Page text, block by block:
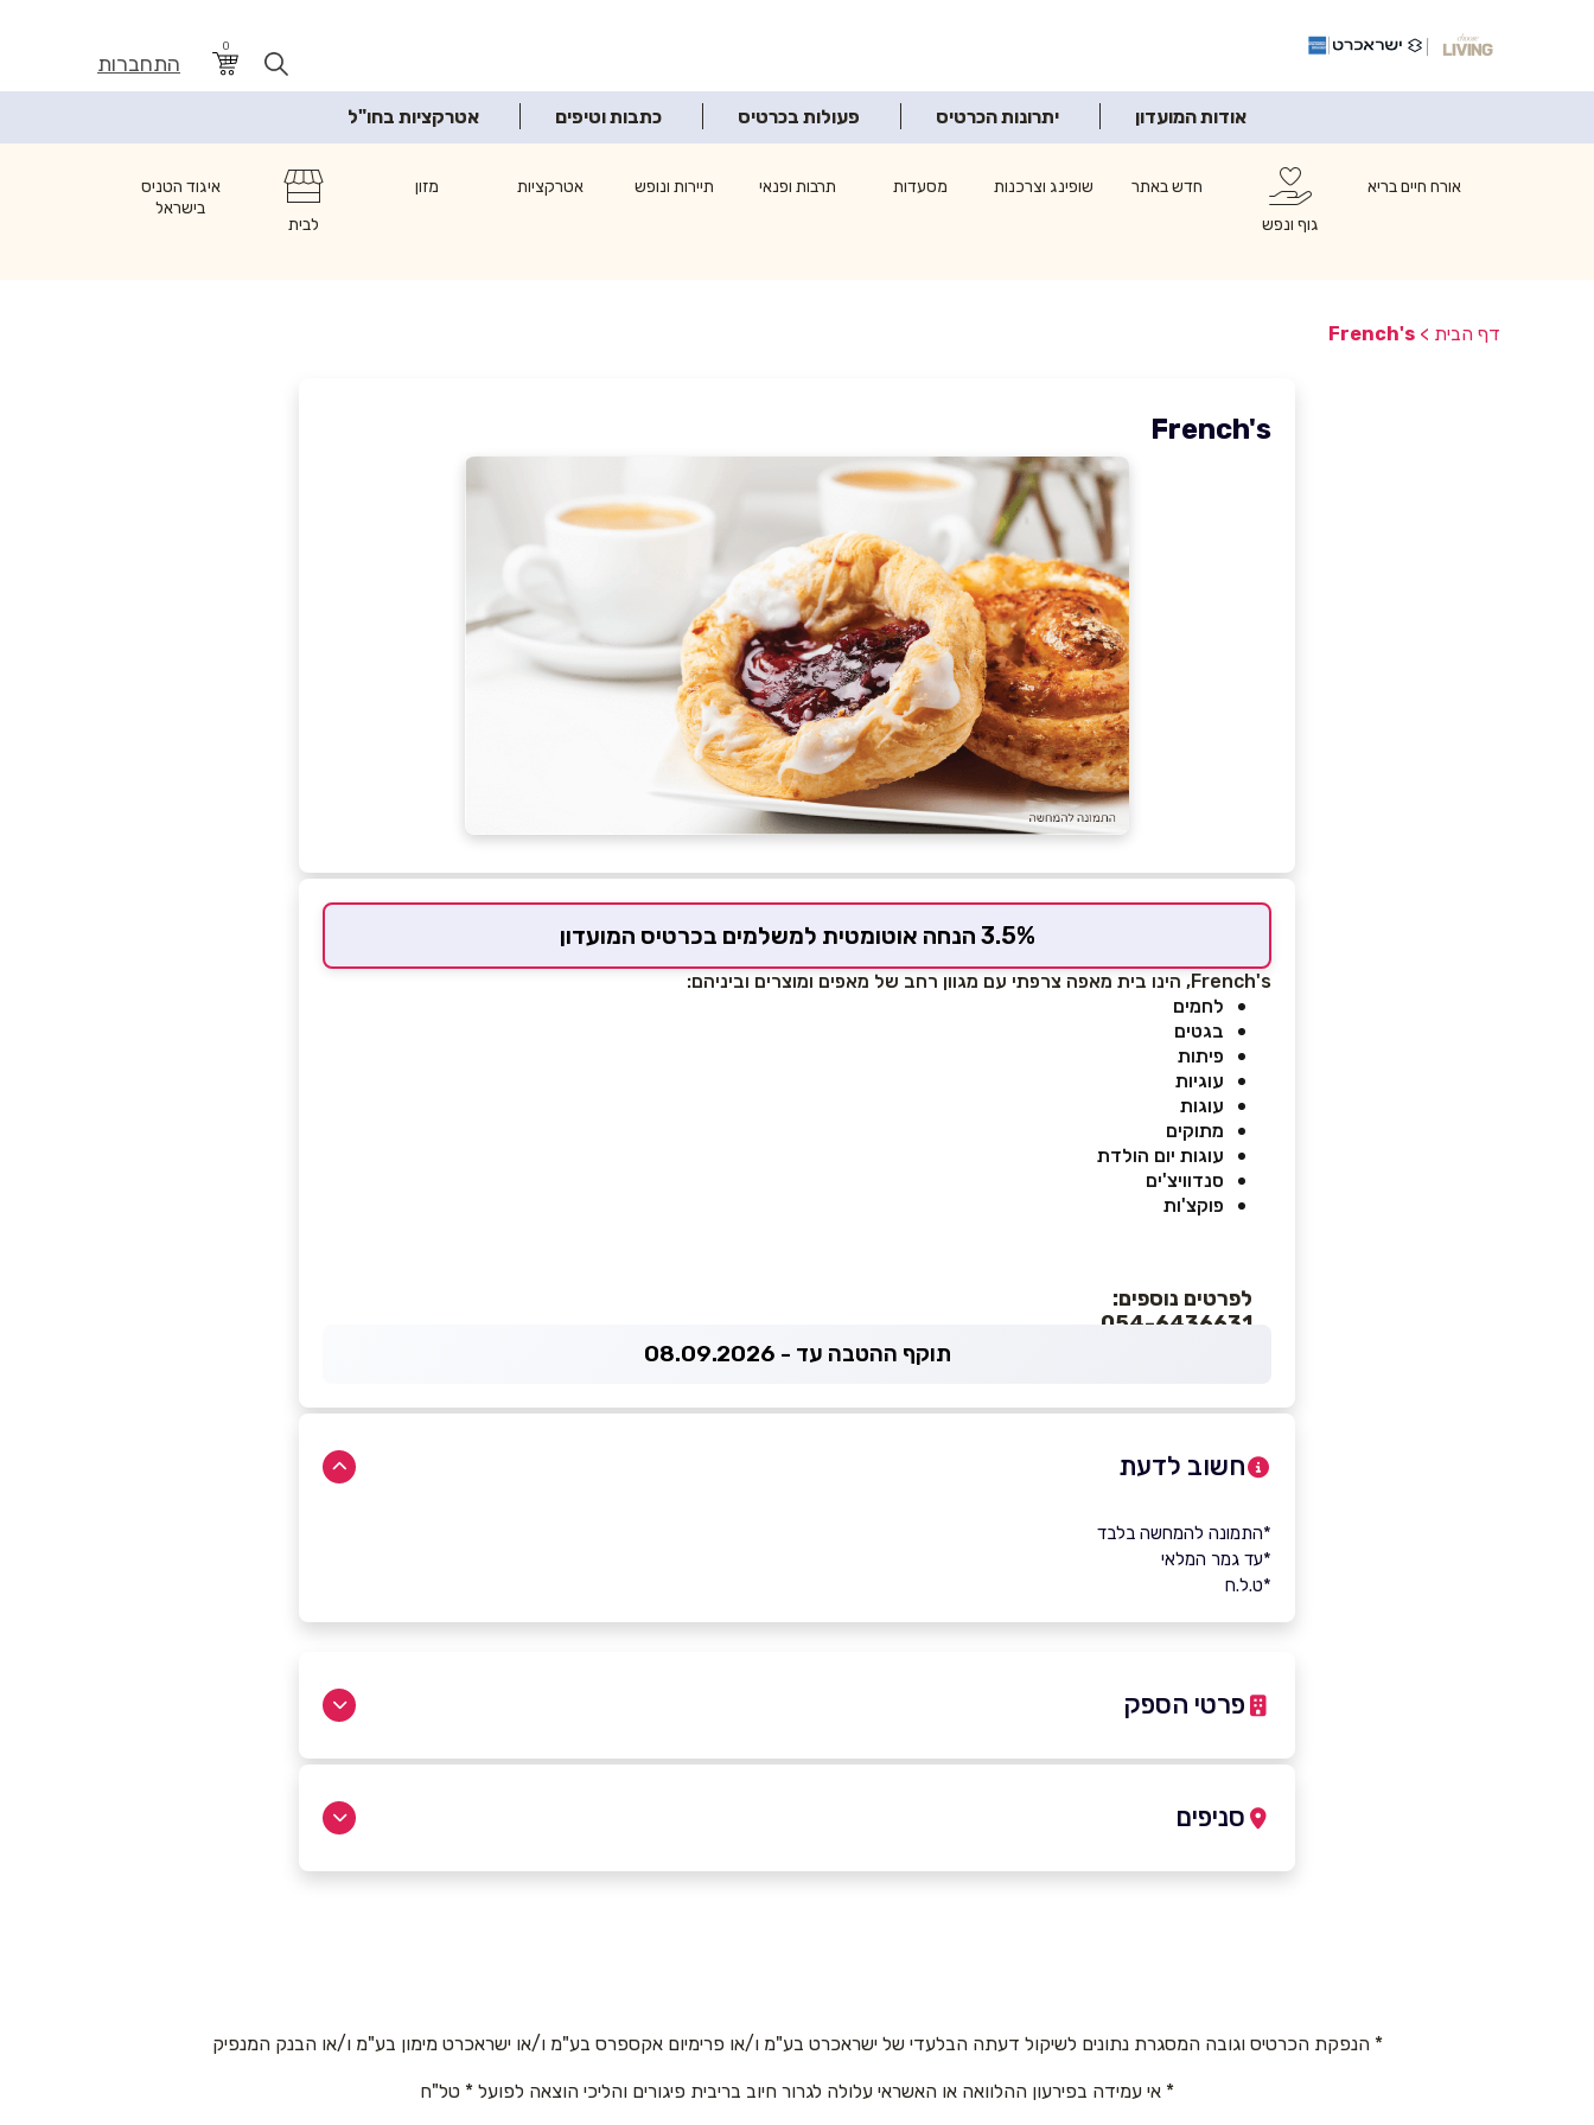
0
התחברות
אודות המועדון יתרונות הכרטיס פעולות בכרטיס כתבות וטיפים אטרקציות בחו"ל
אורח חיים בריא
גוף ונפש
חדש באתר שופינג וצרכנות מסעדות תרבות ופנאי תיירות ונופש אטרקציות
מזון
לבית
איגוד הטניס
בישראל
דף הבית >
French's
French's
3.5% הנחה אוטומטית למשלמים בכרטיס המועדון
French's, הינו בית מאפה צרפתי עם מגוון רחב של מאפים ומוצרים וביניהם:
לחמים
בגטים
פיתות
עוגיות
עוגות
מתוקים
עוגות יום הולדת
סנדוויצ'ים
פוקצ'ות
לפרטים נוספים:
תוקף ההטבה עד - 08.09.2026
חשוב לדעת
*התמונה להמחשה בלבד
*עד גמר המלאי
*ט.ל.ח
פרטי הספק
נושא*
אנא חזרו אלי בקשר ל...
סניפים
* הנפקת הכרטיס וגובה המסגרת נתונים לשיקול דעתה הבלעדי של ישראכרט בע"מ ו/או פרימיום אקספרס בע"מ ו/או ישראכרט מימון בע"מ ו/או הבנק המנפיק
* אי עמידה בפירעון ההלוואה או האשראי עלולה לגרור חיוב בריבית פיגורים והליכי הוצאה לפועל * טל"ח